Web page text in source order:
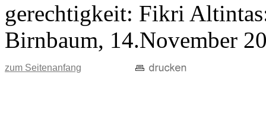
gerechtigkeit: Fikri
Birnbaum, 14.November
zum Seitenanfang